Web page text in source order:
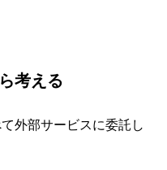
考える
外部サービスに委託し